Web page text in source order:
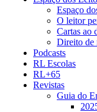
Espaço
O leitor
Cartas ao
Direito de
Podcasts
RL Escolas
RL+65
Revistas
Guia do